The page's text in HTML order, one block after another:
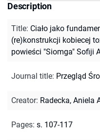
Description
Title: Ciało jako
(re)konstrukcji kobiecej
powieści "Siomga" Sofiji
Journal title: Przegląd
Creator: Radecka, Aniela
Pages: s. 107-117